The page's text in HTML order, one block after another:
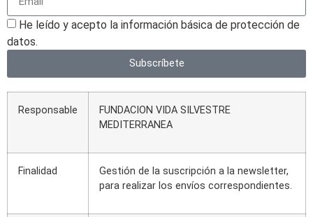
He leído y acepto la información básica de protección de
datos.
Subscríbete
Responsable
FUNDACION VIDA SILVESTRE
MEDITERRANEA
Finalidad
Gestión de la suscripción a la newsletter,
para realizar los envíos correspondientes.